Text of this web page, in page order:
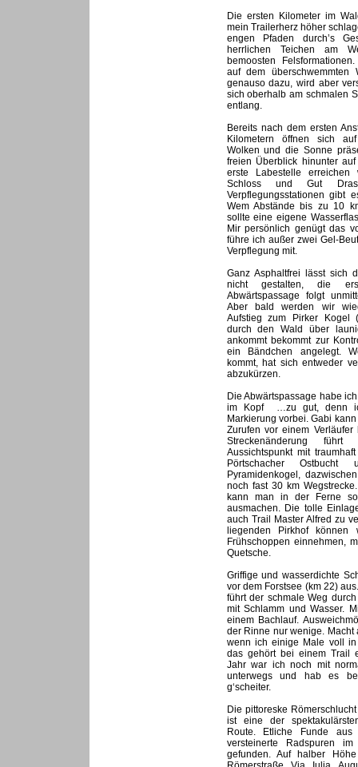
Die ersten Kilometer im
mein Trailerherz höher
engen Pfaden durch’s
herrlichen Teichen am
bemoosten
auf dem überschwemmten
genauso dazu, wird aber
sich oberhalb am schmalen
entlang.
Bereits nach dem ersten
Kilometern öffnen sich
Wolken und die Sonne
freien Überblick hinunter
erste Labestelle
Schloss und Gut
Verpflegungsstationen gibt
Wem Abstände bis zu 10
sollte eine eigene
Mir persönlich genügt das
führe ich außer zwei Gel-
Verpflegung mit.
Ganz Asphaltfrei lässt sich
nicht gestalten, die
Abwärtspassage folgt
Aber bald werden wir
Aufstieg zum Pirker Kogel
durch den Wald über
ankommt bekommt zur
ein Bändchen angelegt.
kommt, hat sich entweder
abzukürzen.
Die Abwärtspassage habe
im Kopf …zu gut, denn
Markierung vorbei. Gabi
Zurufen vor einem
Streckenänderung
Aussichtspunkt mit
Pörtschacher
Pyramidenkogel,
noch fast 30 km
kann man in der Ferne
ausmachen. Die tolle
auch Trail Master Alfred zu
liegenden Pirkhof können
Frühschoppen einnehmen,
Quetsche.
Griffige und wasserdichte
vor dem Forstsee (km 22)
führt der schmale Weg
mit Schlamm und Wasser.
einem Bachlauf.
der Rinne nur wenige. Macht
wenn ich einige Male voll
das gehört bei einem Trail
Jahr war ich noch mit
unterwegs und hab es
g‘scheiter.
Die pittoreske
ist eine der
Route. Etliche Funde
versteinerte Radspuren
gefunden. Auf halber